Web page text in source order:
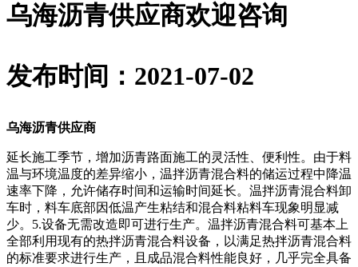
乌海沥青供应商欢迎咨询
发布时间：2021-07-02
乌海沥青供应商
延长施工季节，增加沥青路面施工的灵活性、便利性。由于料
温与环境温度的差异缩小，温拌沥青混合料的储运过程中降温
速率下降，允许储存时间和运输时间延长。温拌沥青混合料卸
车时，料车底部因低温产生粘结和混合料粘料车现象明显减
少。5.设备无需改造即可进行生产。温拌沥青混合料可基本上
全部利用现有的热拌沥青混合料设备，以满足热拌沥青混合料
的标准要求进行生产，且成品混合料性能良好，几乎完全具备